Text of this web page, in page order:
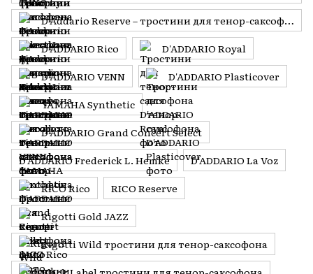
D'Addario Reserve – тростини для тенор-саксофона
D'ADDARIO Rico
D'ADDARIO Royal
D'ADDARIO VENN
D'ADDARIO Plasticover
YAMAHA Synthetic
D'ADDARIO Grand Concert Select
D'ADDARIO Frederick L. Hemke
D'ADDARIO La Voz
RICO Rico
RICO Reserve
Rigotti Gold JAZZ
Rigotti Wild тростини для тенор-саксофона